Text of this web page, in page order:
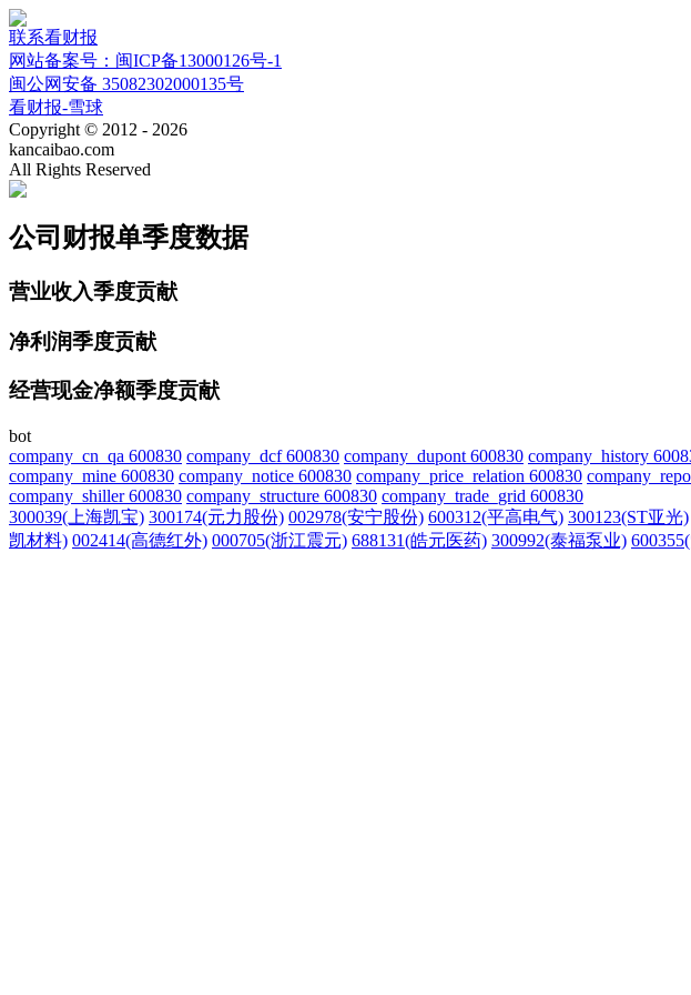
联系看财报
网站备案号：闽ICP备13000126号-1
闽公网安备 35082302000135号
看财报-雪球
Copyright © 2012 - 2026
kancaibao.com
All Rights Reserved
公司财报单季度数据
营业收入季度贡献
净利润季度贡献
经营现金净额季度贡献
bot
company_cn_qa 600830 company_dcf 600830 company_dupont 600830 company_history
company_mine 600830 company_notice 600830 company_price_relation 600830
company_shiller 600830 company_structure 600830 company_trade_grid 600830
300039(上海凯宝) 300174(元力股份) 002978(安宁股份) 600312(平高电气) 300123(ST亚光)
凯材料) 002414(高德红外) 000705(浙江震元) 688131(皓元医药) 300992(泰福泵业)